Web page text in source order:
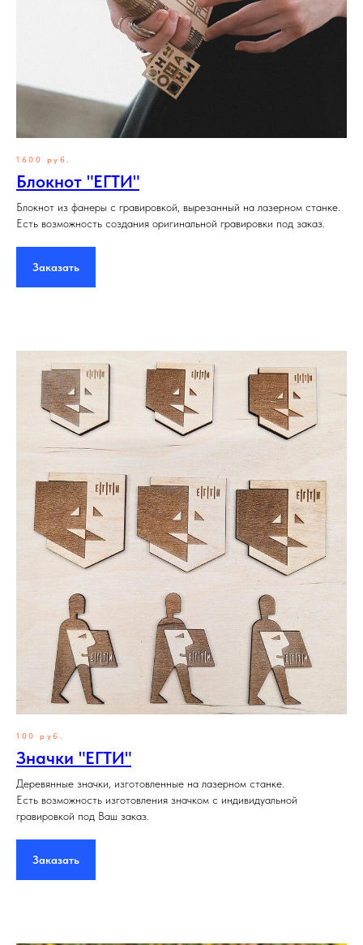
1600 руб.
Блокнот "ЕГТИ"
Блокнот из фанеры с гравировкой, вырезанный на лазерном станке.
Есть возможность создания оригинальной гравировки под заказ.
Заказать
100 руб.
Значки "ЕГТИ"
Деревянные значки, изготовленные на лазерном станке.
Есть возможность изготовления значком с индивидуальной
гравировкой под Ваш заказ.
Заказать